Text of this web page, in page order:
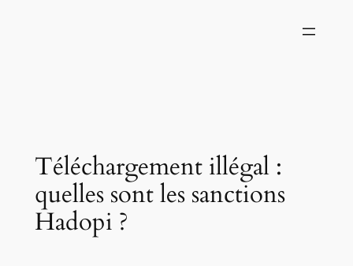
Téléchargement illégal :
quelles sont les sanctions
Hadopi ?